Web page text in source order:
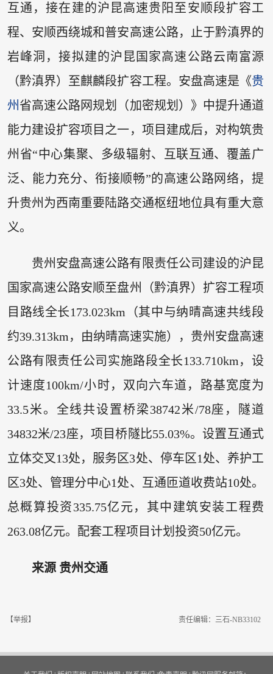
互通，接在建的沪昆高速贵阳至安顺段扩容工
程、安顺西绕城和普安高速公路，止于黔滇界的
岩峰洞，接拟建的沪昆国家高速公路云南富源
（黔滇界）至麒麟段扩容工程。安盘高速是《贵
州 省高速公路网规划（加密规划）》中提升通道
能力建设扩容项目之一，项目建成后，对构筑贵
州省“中心集聚、多级辐射、互联互通、覆盖广
泛、能力充分、衔接顺畅”的高速公路网络，提
升贵州为西南重要陆路交通枢纽地位具有重大意
义。
贵州安盘高速公路有限责任公司建设的沪昆
国家高速公路安顺至盘州（黔滇界）扩容工程项
目路线全长173.023km（其中与纳晴高速共线段
约39.313km，由纳晴高速实施），贵州安盘高速
公路有限责任公司实施路段全长133.710km，设
计速度100km/小时，双向六车道，路基宽度为
33.5米。全线共设置桥梁38742米/78座，隧道
34832米/23座，项目桥隧比55.03%。设置互通式
立体交叉13处，服务区3处、停车区1处、养护工
区3处、管理分中心1处、互通匝道收费站10处。
总概算投资335.75亿元，其中建筑安装工程费
263.08亿元。配套工程项目计划投资50亿元。
来源 贵州交通
【举报】 责任编辑：三石-NB33102